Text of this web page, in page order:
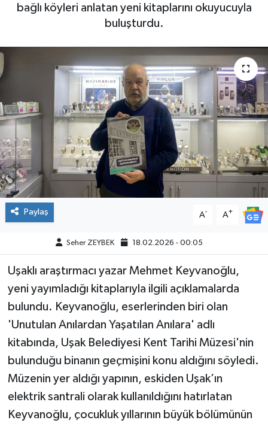
bağlı köyleri anlatan yeni kitaplarını okuyucuyla
buluşturdu.
Paylaş A- A+
Seher ZEYBEK 18.02.2026 - 00:05
Uşaklı araştırmacı yazar Mehmet Keyvanoğlu,
yeni yayımladığı kitaplarıyla ilgili açıklamalarda
bulundu. Keyvanoğlu, eserlerinden biri olan
'Unutulan Anılardan Yaşatılan Anılara' adlı
kitabında, Uşak Belediyesi Kent Tarihi Müzesi'nin
bulunduğu binanın geçmişini konu aldığını söyledi.
Müzenin yer aldığı yapının, eskiden Uşak’ın
elektrik santrali olarak kullanıldığını hatırlatan
Keyvanoğlu, çocukluk yıllarının büyük bölümünün